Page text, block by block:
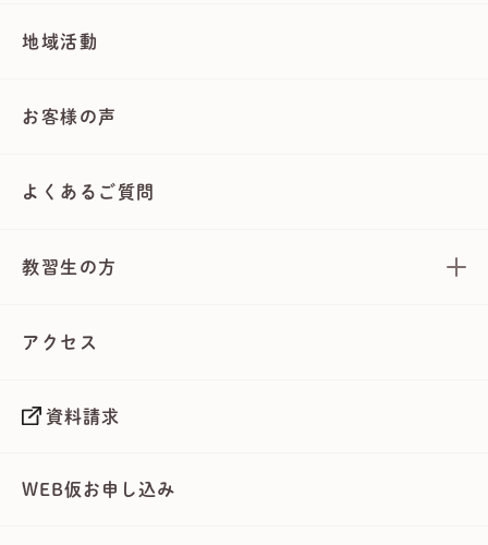
地域活動
お客様の声
よくあるご質問
教習生の方
アクセス
資料請求
WEB仮お申し込み